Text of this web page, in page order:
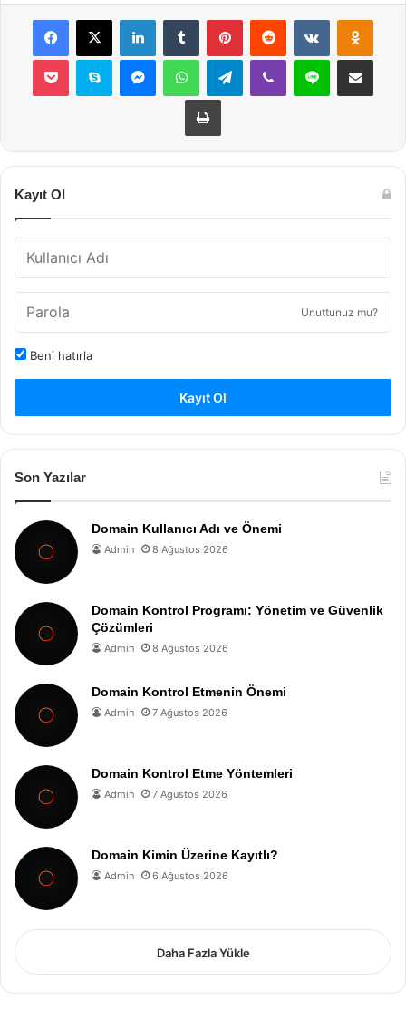
Facebook
X LinkedInTumblr PinterestReddit VKontakte
Pocket Skype MessengerWhatsAppTelegramViber Line E-Posta ile
Yazdır
Kayıt Ol
Unuttunuz mu?
Beni hatırla
Kayıt Ol
Son Yazılar
Domain Kullanıcı Adı ve Önemi
Admin 8 Ağustos 2026
Domain Kontrol Programı: Yönetim ve Güvenlik
Çözümleri
Admin 8 Ağustos 2026
Domain Kontrol Etmenin Önemi
Admin 7 Ağustos 2026
Domain Kontrol Etme Yöntemleri
Admin 7 Ağustos 2026
Domain Kimin Üzerine Kayıtlı?
Admin 6 Ağustos 2026
Daha Fazla Yükle